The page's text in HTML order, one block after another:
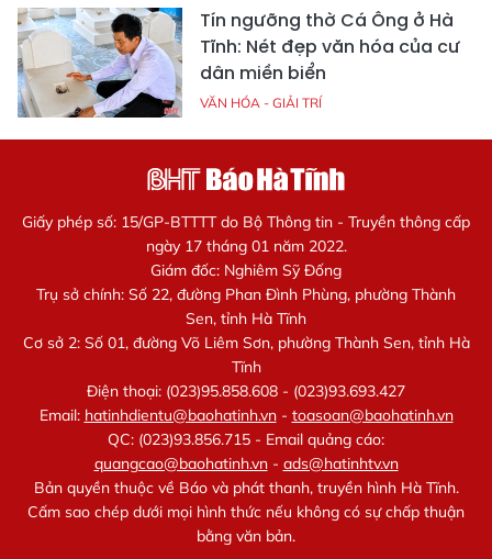
Tín ngưỡng thờ Cá Ông ở Hà
Tĩnh: Nét đẹp văn hóa của cư
dân miền biển
VĂN HÓA - GIẢI TRÍ
Giấy phép số: 15/GP-BTTTT do Bộ Thông tin - Truyền thông cấp
ngày 17 tháng 01 năm 2022.
Giám đốc: Nghiêm Sỹ Đống
Trụ sở chính: Số 22, đường Phan Đình Phùng, phường Thành
Sen, tỉnh Hà Tĩnh
Cơ sở 2: Số 01, đường Võ Liêm Sơn, phường Thành Sen, tỉnh Hà
Tĩnh
Điện thoại: (023)95.858.608 - (023)93.693.427
Email: hatinhdientu@baohatinh.vn- toasoan@baohatinh.vn
QC: (023)93.856.715 - Email quảng cáo:
quangcao@baohatinh.vn- ads@hatinhtv.vn
Bản quyền thuộc về Báo và phát thanh, truyền hình Hà Tĩnh.
Cấm sao chép dưới mọi hình thức nếu không có sự chấp thuận
bằng văn bản.